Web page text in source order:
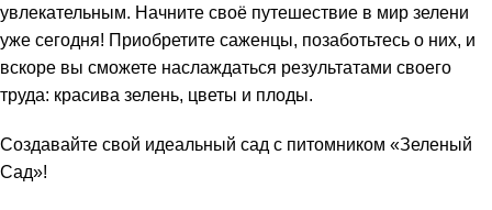
увлекательным. Начните своё путешествие в мир зелени
уже сегодня! Приобретите саженцы, позаботьтесь о них, и
вскоре вы сможете наслаждаться результатами своего
труда: красива зелень, цветы и плоды.
Создавайте свой идеальный сад с питомником «Зеленый
Сад»!